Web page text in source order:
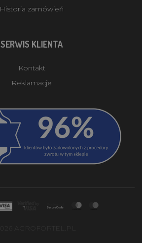
Historia zamówień
SERWIS KLIENTA
Kontakt
Reklamacje